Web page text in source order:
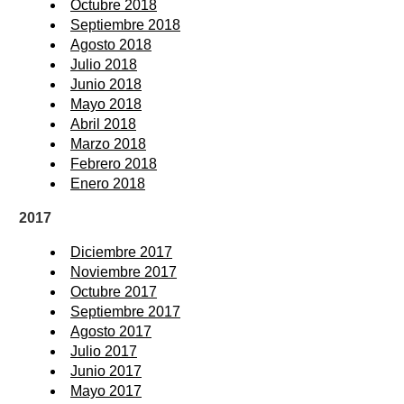
Octubre 2018
Septiembre 2018
Agosto 2018
Julio 2018
Junio 2018
Mayo 2018
Abril 2018
Marzo 2018
Febrero 2018
Enero 2018
2017
Diciembre 2017
Noviembre 2017
Octubre 2017
Septiembre 2017
Agosto 2017
Julio 2017
Junio 2017
Mayo 2017